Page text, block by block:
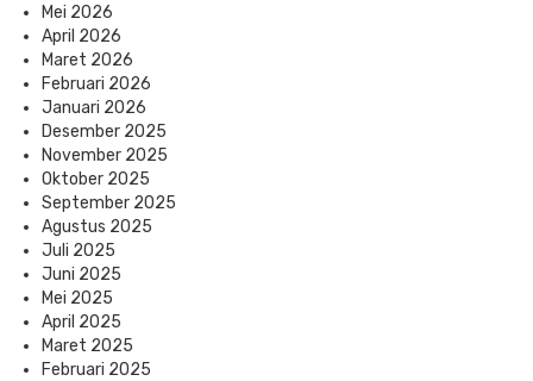
Mei 2026
April 2026
Maret 2026
Februari 2026
Januari 2026
Desember 2025
November 2025
Oktober 2025
September 2025
Agustus 2025
Juli 2025
Juni 2025
Mei 2025
April 2025
Maret 2025
Februari 2025